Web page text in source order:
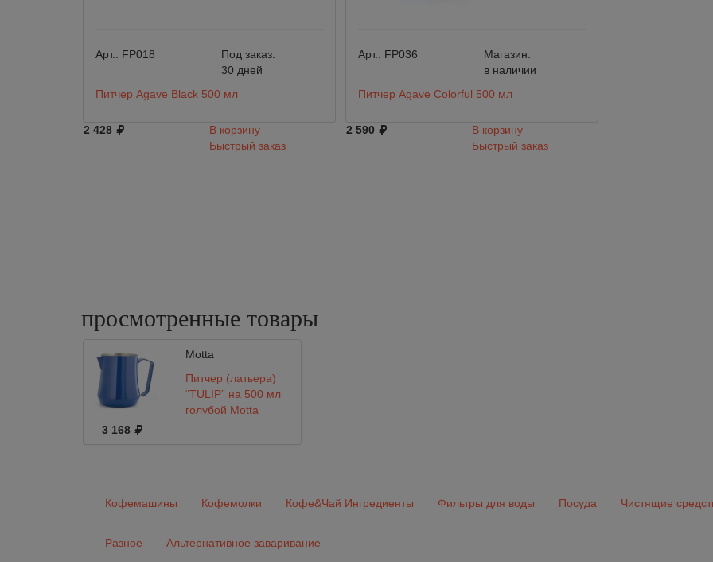
Арт.: FP018
Под заказ:
30 дней
Питчер Agave Black 500 мл
2 428
В корзину
Быстрый заказ
Арт.: FP036
Магазин:
в наличии
Питчер Agave Colorful 500 мл
2 590
В корзину
Быстрый заказ
просмотренные товары
Motta
Питчер (латьера)
“TULIP” на 500 мл
голубой Motta
3 168
Кофемашины Кофемолки Кофе&Чай Ингредиенты Фильтры для воды Посуда Чистящие
Разное Альтернативное заваривание